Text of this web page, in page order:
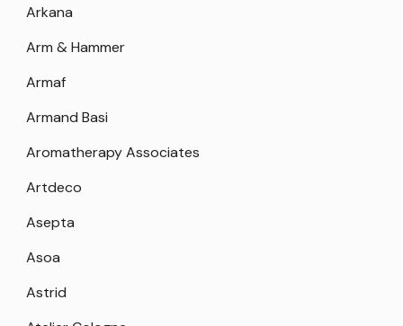
Arkana
Arm & Hammer
Armaf
Armand Basi
Aromatherapy Associates
Artdeco
Asepta
Asoa
Astrid